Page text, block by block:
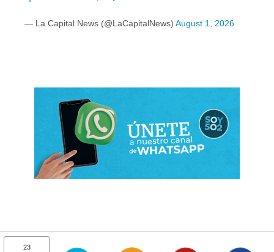
— La Capital News (@LaCapitalNews) August 1, 2026
23